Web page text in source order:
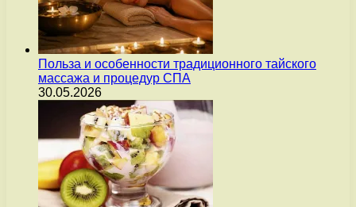
Польза и особенности традиционного тайского
массажа и процедур СПА
30.05.2026